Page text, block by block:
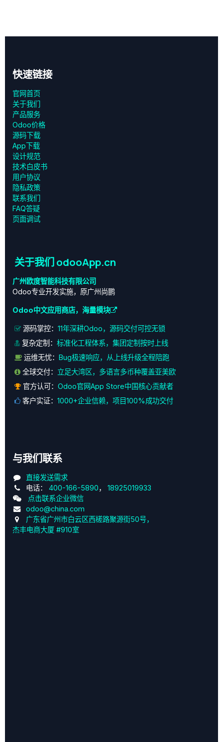
快速链接
官网首页
关于我们
产品服务
Odoo价格
源码下载
App下载
设计规范
技术白皮书
用户协议
‎隐私政策‎
联系我们
FAQ答疑
页面调试
关于我们 odooApp.cn
广州欧度智能科技有限公司
Odoo专业开发实施，原广州尚鹏
Odoo中文应用商店，海量模块
源码掌控： 11年深耕Odoo，源码交付可控无锁
复杂定制： 标准化工程体系，集团定制按时上线
运维无忧： Bug极速响应，从上线升级全程陪跑
全球交付： 立足大湾区，多语言多币种覆盖亚美欧
官方认可： Odoo官网App Store中国核心贡献者
客户实证： 1000+企业信赖，项目100%成功交付
与我们联系
直接发送需求
电话： 400-166-5890， 18925019933
点击联系企业微信
odoo@china.com
广东省广州市白云区西槎路聚源街50号，
杰丰电商大厦 #910室